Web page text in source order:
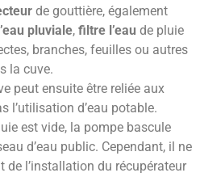
de gouttière, également
pluviale, filtre l’eau de pluie
branches, feuilles ou autres
la cuve.
peut ensuite être reliée aux
l’utilisation d’eau potable.
est vide, la pompe bascule
d’eau public. Cependant, il ne
l’installation du récupérateur